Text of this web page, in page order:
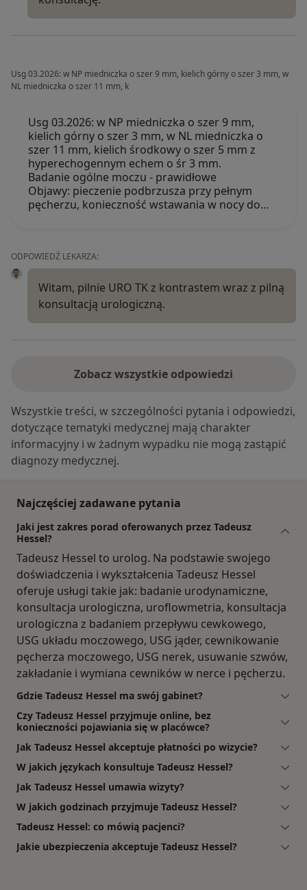
Usg 03.2026: w NP miedniczka o szer 9 mm, kielich górny o szer 3 mm, w
NL miedniczka o szer 11 mm, k
Usg 03.2026: w NP miedniczka o szer 9 mm,
kielich górny o szer 3 mm, w NL miedniczka o
szer 11 mm, kielich środkowy o szer 5 mm z
hyperechogennym echem o śr 3 mm.
Badanie ogólne moczu - prawidłowe
Objawy: pieczenie podbrzusza przy pełnym
pęcherzu, konieczność wstawania w nocy do…
ODPOWIEDŹ LEKARZA:
Witam, pilnie URO TK z kontrastem wraz z pilną
konsultacją urologiczną.
Zobacz wszystkie odpowiedzi
Wszystkie treści, w szczególności pytania i odpowiedzi,
dotyczące tematyki medycznej mają charakter
informacyjny i w żadnym wypadku nie mogą zastąpić
diagnozy medycznej.
Najczęściej zadawane pytania
Jaki jest zakres porad oferowanych przez Tadeusz
Hessel?
Tadeusz Hessel to urolog. Na podstawie swojego
doświadczenia i wykształcenia Tadeusz Hessel
oferuje usługi takie jak: badanie urodynamiczne,
konsultacja urologiczna, uroflowmetria, konsultacja
urologiczna z badaniem przepływu cewkowego,
USG układu moczowego, USG jąder, cewnikowanie
pęcherza moczowego, USG nerek, usuwanie szwów,
zakładanie i wymiana cewników w nerce i pęcherzu.
Gdzie Tadeusz Hessel ma swój gabinet?
Czy Tadeusz Hessel przyjmuje online, bez
konieczności pojawiania się w placówce?
Jak Tadeusz Hessel akceptuje płatności po wizycie?
W jakich językach konsultuje Tadeusz Hessel?
Jak Tadeusz Hessel umawia wizyty?
W jakich godzinach przyjmuje Tadeusz Hessel?
Tadeusz Hessel: co mówią pacjenci?
Jakie ubezpieczenia akceptuje Tadeusz Hessel?